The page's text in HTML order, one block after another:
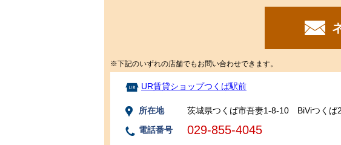
※下記のいずれの店舗でもお問い合わせできます。
UR賃貸ショップつくば駅前
所在地
茨城県つくば市吾妻1-8-10 BiViつくば
電話番号
029-855-4045